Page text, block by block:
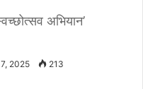
अभियान’
2025 213